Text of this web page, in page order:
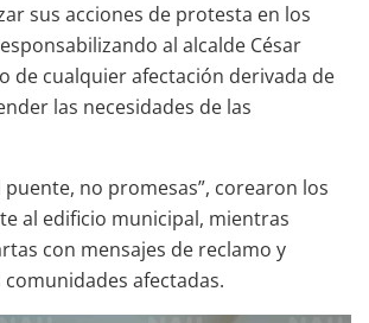
sus acciones de protesta en los
al alcalde César
de cualquier afectación derivada de
las necesidades de las
no promesas”, corearon los
al edificio municipal, mientras
con mensajes de reclamo y
afectadas.